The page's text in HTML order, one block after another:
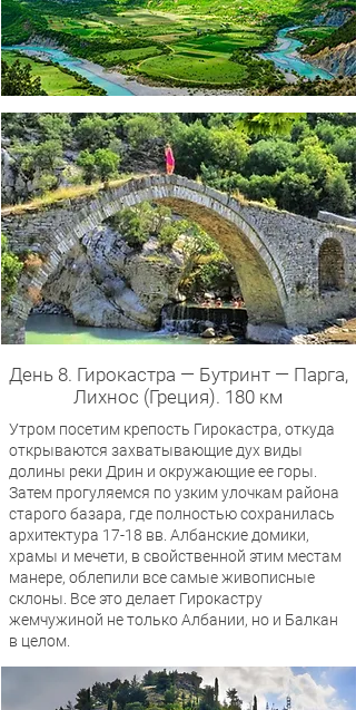
День 8. Гирокастра — Бутринт — Парга,
Лихнос (Греция). 180 км
Утром посетим крепость Гирокастра, откуда
открываются захватывающие дух виды
долины реки Дрин и окружающие ее горы.
Затем прогуляемся по узким улочкам района
старого базара, где полностью сохранилась
архитектура 17-18 вв. Албанские домики,
храмы и мечети, в свойственной этим местам
манере, облепили все самые живописные
склоны. Все это делает Гирокастру
жемчужиной не только Албании, но и Балкан
в целом.